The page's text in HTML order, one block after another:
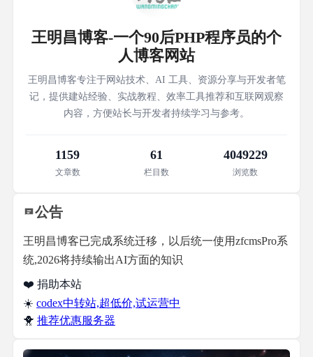
王明昌博客-一个90后PHP程序员的个
人博客网站
王明昌博客专注于网站技术、AI 工具、资源分享与开发者笔
记，提供建站经验、实战教程、效率工具推荐和互联网观察
内容，方便站长与开发者持续学习与参考。
1159
文章数
61
栏目数
4049229
浏览数
公告
王明昌博客已完成系统迁移，以后统一使用zfcmsPro系
统,2026将持续输出AI方面的知识
❤️ 捐助本站
☀️ codex中转站,超低价,试运营中
🐥 推荐优惠服务器